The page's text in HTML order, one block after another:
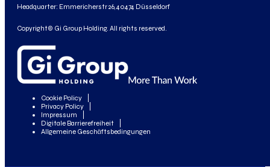
Headquarter: Emmericherstr 26, 40474 Düsseldorf
Copyright© Gi Group Holding. All rights reserved.
Cookie Policy
Privacy Policy
Impressum
Digitale Barrierefreiheit
Allgemeine Geschäftsbedingungen